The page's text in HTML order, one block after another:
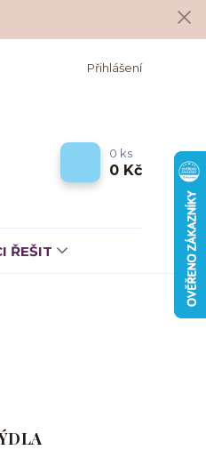
Přihlášení
0 ks
0 Kč
ŘEŠIT